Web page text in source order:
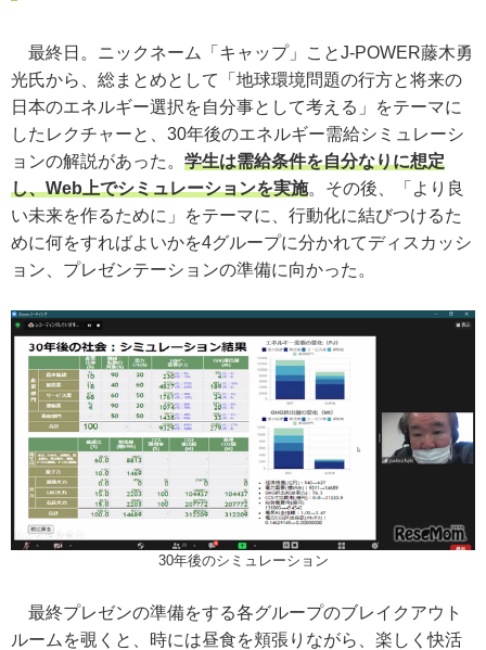
最終日。ニックネーム「キャップ」ことJ-POWER藤木勇
光氏から、総まとめとして「地球環境問題の行方と将来の
日本のエネルギー選択を自分事として考える」をテーマに
したレクチャーと、30年後のエネルギー需給シミュレーシ
ョンの解説があった。 学生は需給条件を自分なりに想定
し、Web上でシミュレーションを実施。その後、「より良
い未来を作るために」をテーマに、行動化に結びつけるた
めに何をすればよいかを4グループに分かれてディスカッシ
ョン、プレゼンテーションの準備に向かった。
30年後のシミュレーション
最終プレゼンの準備をする各グループのブレイクアウト
ルームを覗くと、時には昼食を頬張りながら、楽しく快活